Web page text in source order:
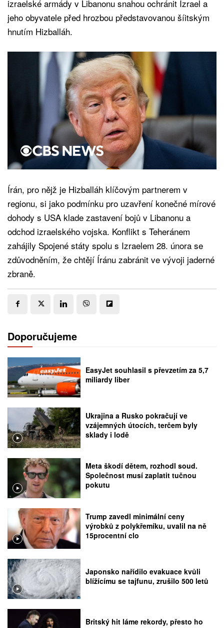
izraelské armády v Libanonu snahou ochránit Izrael a
jeho obyvatele před hrozbou představovanou šíitským
hnutím Hizballáh.
Írán, pro nějž je Hizballáh klíčovým partnerem v
regionu, si jako podmínku pro uzavření konečné mírové
dohody s USA klade zastavení bojů v Libanonu a
odchod izraelského vojska. Konflikt s Teheránem
zahájily Spojené státy spolu s Izraelem 28. února se
zdůvodněním, že chtějí Íránu zabránit ve vývoji jaderné
zbraně.
Doporučujeme
EasyJet souhlasil s převzetím za 5,7
miliardy liber
Ukrajina a Rusko pokračují ve
vzájemných útocích, terčem byly
sklady i lodě
Meta škodí dětem, rozhodl soud.
Společnost musí zaplatit tučnou
pokutu
Trump zavedl minimální ceny
výrobků z polykřemíku, uvalil na ně
15procentní clo
Japonsko nařídilo evakuace kvůli
blížícímu se tajfunu, zrušilo 500 letů
Britský hit láme rekordy, přesto ho